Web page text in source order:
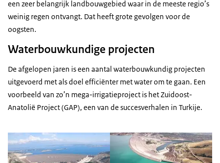
een zeer belangrijk landbouwgebied waar in de meeste regio’s
weinig regen ontvangt. Dat heeft grote gevolgen voor de
oogsten.
Waterbouwkundige projecten
De afgelopen jaren is een aantal waterbouwkundig projecten
uitgevoerd met als doel efficiënter met water om te gaan. Een
voorbeeld van zo’n mega-irrigatieproject is het Zuidoost-
Anatolië Project (GAP), een van de succesverhalen in Turkije.